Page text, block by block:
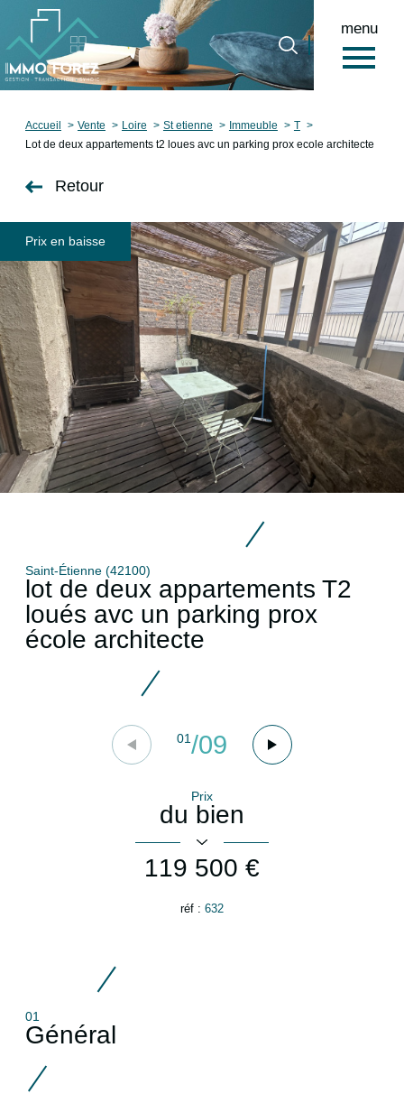
menu
Accueil
0
Accueil Vente Loire St etienne Immeuble
T
Lot de deux appartements t2 loues avc un parking prox ecole architecte
Retour
Prix en baisse
Saint-Étienne (42100)
lot de deux appartements T2
loués avc un parking prox
école architecte
01/09
Prix
du bien
119 500 €
réf : 632
01
Général